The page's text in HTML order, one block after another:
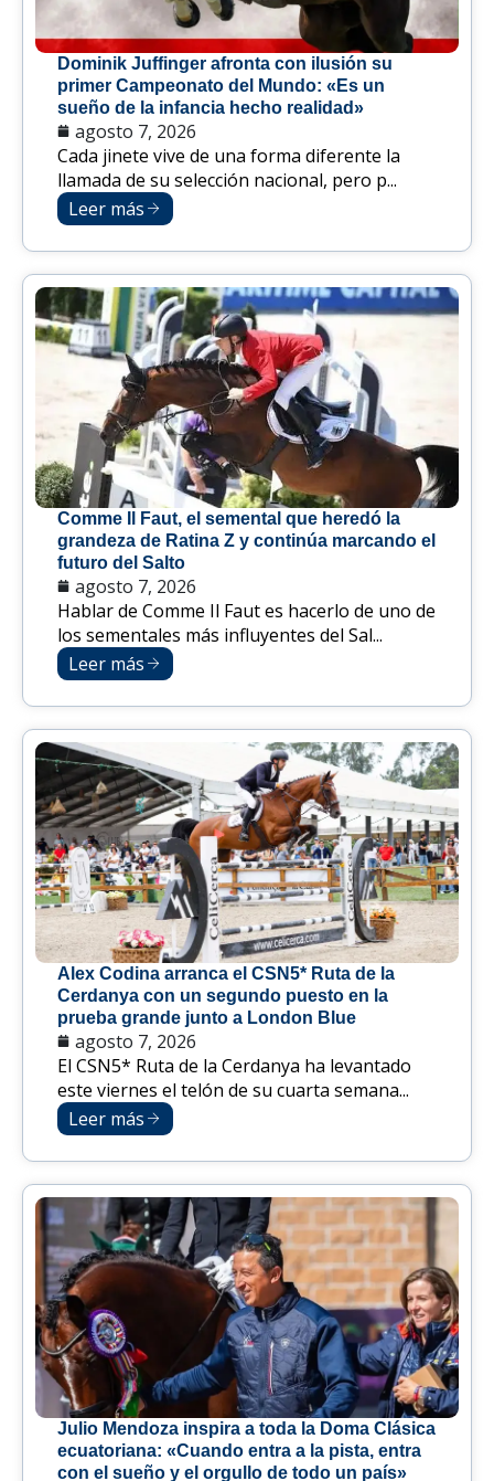
Dominik Juffinger afronta con ilusión su
primer Campeonato del Mundo: «Es un
sueño de la infancia hecho realidad»
agosto 7, 2026
Cada jinete vive de una forma diferente la
llamada de su selección nacional, pero p...
Leer más
Comme Il Faut, el semental que heredó la
grandeza de Ratina Z y continúa marcando el
futuro del Salto
agosto 7, 2026
Hablar de Comme Il Faut es hacerlo de uno de
los sementales más influyentes del Sal...
Leer más
Alex Codina arranca el CSN5* Ruta de la
Cerdanya con un segundo puesto en la
prueba grande junto a London Blue
agosto 7, 2026
El CSN5* Ruta de la Cerdanya ha levantado
este viernes el telón de su cuarta semana...
Leer más
Julio Mendoza inspira a toda la Doma Clásica
ecuatoriana: «Cuando entra a la pista, entra
con el sueño y el orgullo de todo un país»